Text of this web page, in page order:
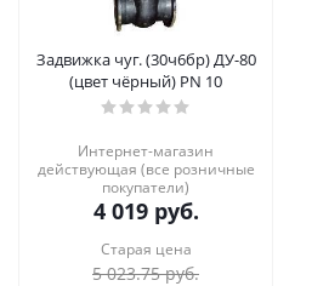
Задвижка чуг. (30ч6бр) ДУ-80
(цвет чёрный) PN 10
Интернет-магазин
действующая (все розничные
покупатели)
4 019руб.
Старая цена
5 023.75руб.